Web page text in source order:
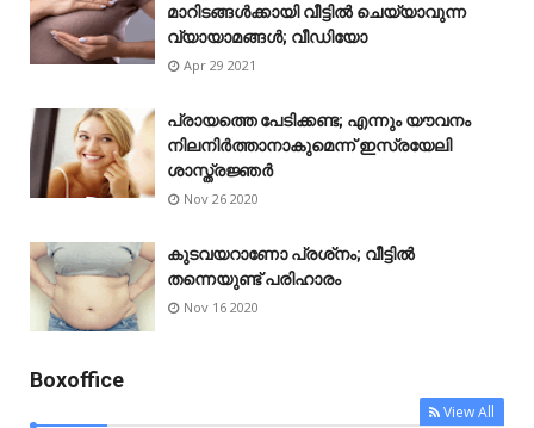
മാറിടങ്ങൾക്കായി വീട്ടിൽ ചെയ്യാവുന്ന
വ്യായാമങ്ങൾ; വീഡിയോ
Apr 29 2021
പ്രായത്തെ പേടിക്കണ്ട; എന്നും യൗവനം
നിലനിർത്താനാകുമെന്ന് ഇസ്രയേലി
ശാസ്ത്രജ്ഞർ
Nov 26 2020
കുടവയറാണോ പ്രശ്‌നം; വീട്ടിൽ
തന്നെയുണ്ട് പരിഹാരം
Nov 16 2020
Boxoffice
View All